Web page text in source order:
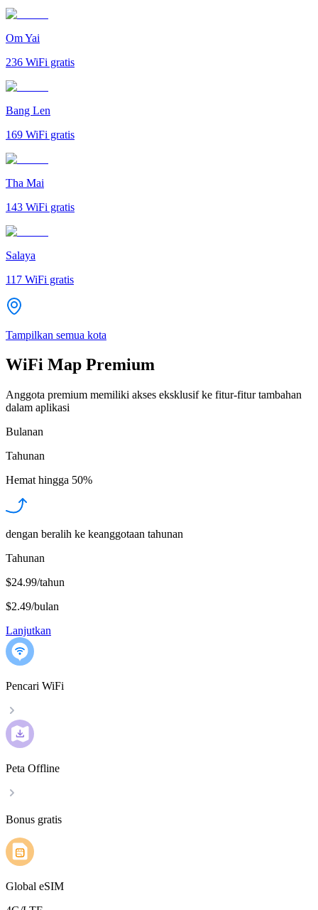
Om Yai
236 WiFi gratis
Bang Len
169 WiFi gratis
Tha Mai
143 WiFi gratis
Salaya
117 WiFi gratis
Tampilkan semua kota
WiFi Map Premium
Anggota premium memiliki akses eksklusif ke fitur-fitur tambahan
dalam aplikasi
Bulanan
Tahunan
Hemat hingga 50%
dengan beralih ke keanggotaan tahunan
Tahunan
$24.99/tahun
$2.49/bulan
Lanjutkan
Pencari WiFi
Peta Offline
Bonus gratis
Global eSIM